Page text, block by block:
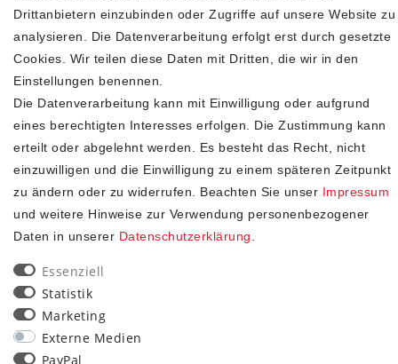
SHOP
Impressum
Daten­schutz­erklärung
AGB
Widerrufs­recht
Kontakt
Vertrag widerrufen
Drittanbietern einzubinden oder Zugriffe auf unsere Website zu
analysieren. Die Datenverarbeitung erfolgt erst durch gesetzte
Cookies. Wir teilen diese Daten mit Dritten, die wir in den
Einstellungen benennen.
Die Datenverarbeitung kann mit Einwilligung oder aufgrund
eines berechtigten Interesses erfolgen. Die Zustimmung kann
erteilt oder abgelehnt werden. Es besteht das Recht, nicht
einzuwilligen und die Einwilligung zu einem späteren Zeitpunkt
zu ändern oder zu widerrufen. Beachten Sie unser Impressum
und weitere Hinweise zur Verwendung personenbezogener
Daten in unserer Daten­schutz­erklärung
Essenziell
Statistik
Marketing
Externe Medien
PayPal